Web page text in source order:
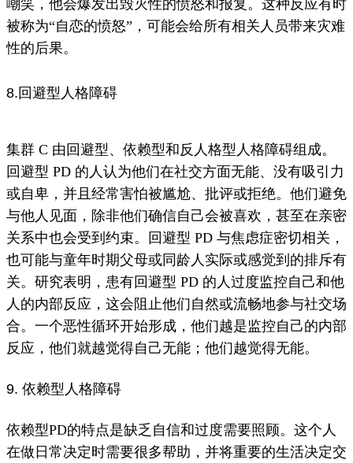
嘲笑，他会爆发出毁灭性的愤怒和报复。 这种反应有时
被称为“自恋的愤怒”，可能会给所有相关人员带来灾难
性的后果。
8.回避型人格障碍
集群 C 由回避型、依赖型和反人格型人格障碍组成。
回避型 PD 的人认为他们在社交方面无能、没有吸引力
或自卑，并且经常害怕被尴尬、批评或拒绝。 他们避免
与他人见面，除非他们确信自己会被喜欢，甚至在亲密
关系中也会受到约束。
回避型 PD 与焦虑症密切相关，
也可能与童年时期父母或同龄人实际或感觉到的排斥有
关。 研究表明，患有回避型 PD 的人过度监控自己和他
人的内部反应，这会阻止他们自然或流畅地参与社交场
合。 一个恶性循环开始形成，他们越是监控自己的内部
反应，他们就越觉得自己无能； 他们越觉得无能。
9. 依赖型人格障碍
依赖型PD的特点是缺乏 自信和过度需要照顾。 这个人
在做日常决定时需要很多帮助，并将重要的生活决定交